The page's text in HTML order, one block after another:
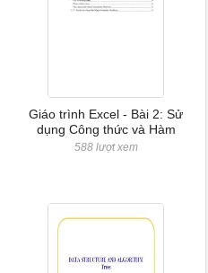
Giáo trình Excel - Bài 2: Sử
dụng Công thức và Hàm
588 lượt xem